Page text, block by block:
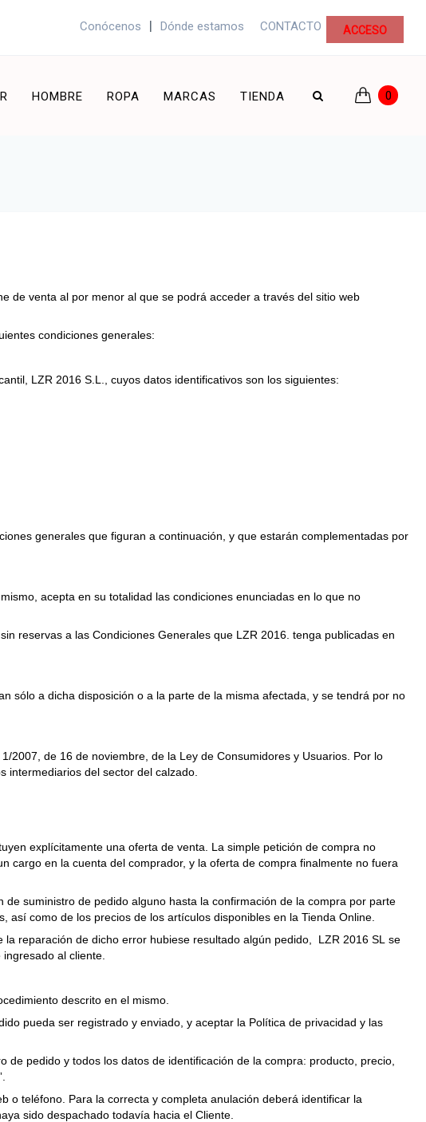
Conócenos | Dónde estamos CONTACTO ACCESO
HOMBRE ROPA MARCAS TIENDA 0
de venta al por menor al que se podrá acceder a través del sitio web
condiciones generales:
LZR 2016 S.L., cuyos datos identificativos son los siguientes:
generales que figuran a continuación, y que estarán complementadas por
acepta en su totalidad las condiciones enunciadas en lo que no
reservas a las Condiciones Generales que LZR 2016. tenga publicadas en
sólo a dicha disposición o a la parte de la misma afectada, y se tendrá por no
2007, de 16 de noviembre, de la Ley de Consumidores y Usuarios. Por lo
intermediarios del sector del calzado.
explícitamente una oferta de venta. La simple petición de compra no
cargo en la cuenta del comprador, y la oferta de compra finalmente no fuera
suministro de pedido alguno hasta la confirmación de la compra por parte
como de los precios de los artículos disponibles en la Tienda Online.
reparación de dicho error hubiese resultado algún pedido, LZR 2016 SL se
al cliente.
descrito en el mismo.
pueda ser registrado y enviado, y aceptar la Política de privacidad y las
pedido y todos los datos de identificación de la compra: producto, precio,
teléfono. Para la correcta y completa anulación deberá identificar la
sido despachado todavía hacia el Cliente.